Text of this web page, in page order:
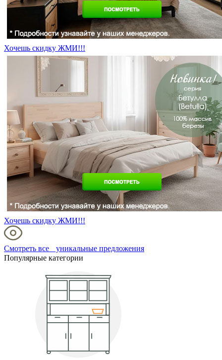
Хочешь скидку ЖМИ!!!
Хочешь скидку ЖМИ!!!
Смотреть все уникальные предложения
Популярные категории